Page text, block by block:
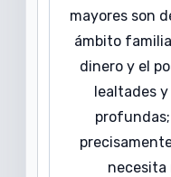
mayores son
ámbito
dinero y el
lealtades
necesita